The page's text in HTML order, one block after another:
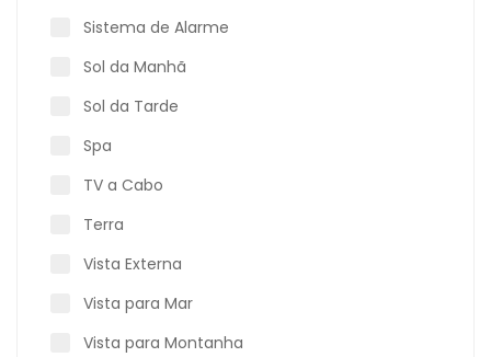
Sistema de Alarme
Sol da Manhã
Sol da Tarde
Spa
TV a Cabo
Terra
Vista Externa
Vista para Mar
Vista para Montanha